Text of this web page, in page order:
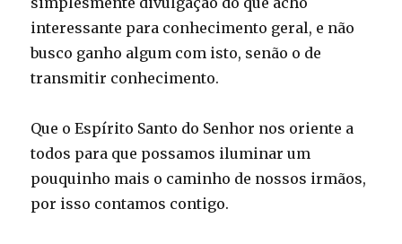
interessante para conhecimento geral, e não
busco ganho algum com isto, senão o de
transmitir conhecimento.
Que o Espírito Santo do Senhor nos oriente a
todos para que possamos iluminar um
pouquinho mais o caminho de nossos irmãos,
por isso contamos contigo.